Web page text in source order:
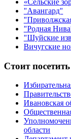
«Сельские
"Авангард"
"Родная
"Шуйские
Вичугские
Стоит посетить
Ивановская
области